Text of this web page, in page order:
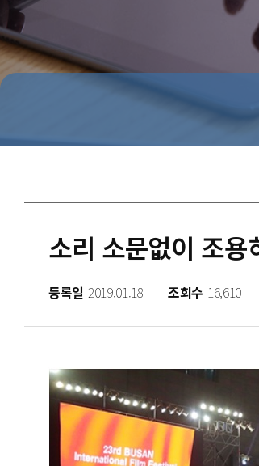
소리 소문없이 조
등록일 2019.01.18 조회수 16,610